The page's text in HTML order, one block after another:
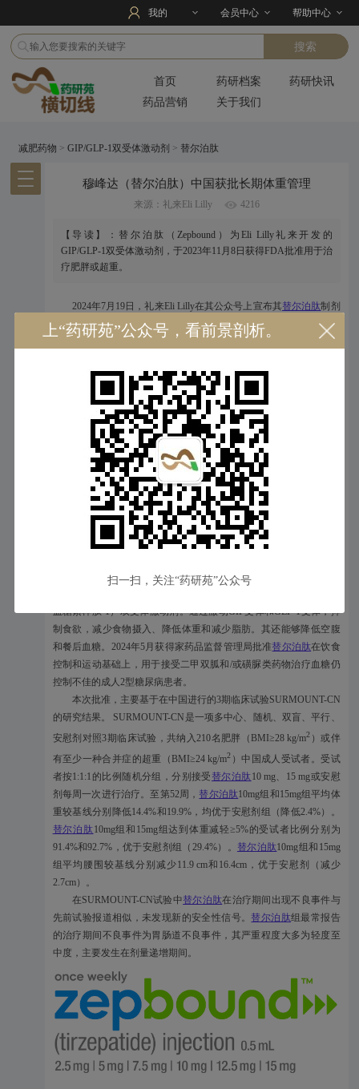
我的 会员中心 帮助中心
首页 药研档案
药研快讯
药品营销
关于我们
减肥药物 >GIP/GLP-1双受体激动剂 > 替尔泊肽
穆峰达（替尔泊肽）中国获批长期体重管理
来源：礼来Eli Lilly 4216
【导读】：替尔泊肽（Zepbound）为Eli Lilly礼来开发的
GIP/GLP-1双受体激动剂，于2023年11月8日获得FDA批准用于治
疗肥胖或超重。
2024年7月19日，礼来Eli Lilly在其公众号上宣布其替尔泊肽制剂
穆峰达（替尔泊肽注射液）获得国家药品监督管理局批准用于在控
制饮食和增加运动基础上，体重指数（BMI）符合以下要求的成人的
少一种体重相关合并症（如：高血压、血脂异常、高血糖、阻塞性
睡眠呼吸暂停、心血管疾病等）。
血糖素样肽-1）双受体激动剂。通过激动GIP受体和GLP-1受体，抑
制食欲，减少食物摄入、降低体重和减少脂肪。其还能够降低空腹
和餐后血糖。2024年5月获得家药品监督管理局批准替尔泊肽在饮食
控制和运动基础上，用于接受二甲双胍和/或磺脲类药物治疗血糖仍
控制不佳的成人2型糖尿病患者。
本次批准，主要基于在中国进行的3期临床试验SURMOUNT-CN
的研究结果。 SURMOUNT-CN是一项多中心、随机、双盲、平行、
安慰剂对照3期临床试验，共纳入210名肥胖（BMI≥28 kg/m2 ）或伴
有至少一种合并症的超重（BMI≥24 kg/m2 ）中国成人受试者。受试
者按1:1:1的比例随机分组，分别接受 替尔泊肽10 mg、15 mg或安慰
剂每周一次进行治疗。至第52周， 替尔泊肽10mg组和15mg组平均体
重较基线分别降低14.4%和19.9%，均优于安慰剂组（降低2.4%）。
替尔泊肽10mg组和15mg组达到体重减轻≥5%的受试者比例分别为
91.4%和92.7%，优于安慰剂组（29.4%）。 替尔泊肽10mg组和15mg
组平均腰围较基线分别减少11.9 cm和16.4cm，优于安慰剂（减少
2.7cm）。
在SURMOUNT-CN试验中替尔泊肽在治疗期间出现不良事件与
先前试验报道相似，未发现新的安全性信号。 替尔泊肽组最常报告
的治疗期间不良事件为胃肠道不良事件，其严重程度大多为轻度至
中度，主要发生在剂量递增期间。
上“药研苑”公众号，看前景剖析。
扫一扫，关注“药研苑”公众号